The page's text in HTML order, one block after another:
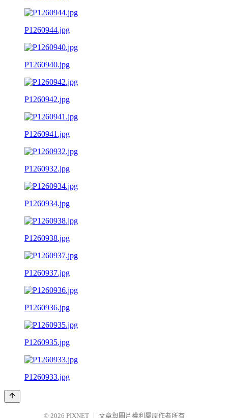
P1260944.jpg
P1260940.jpg
P1260942.jpg
P1260941.jpg
P1260932.jpg
P1260934.jpg
P1260938.jpg
P1260937.jpg
P1260936.jpg
P1260935.jpg
P1260933.jpg
© 2026 PIXNET 文章與圖片權利屬原作者所有